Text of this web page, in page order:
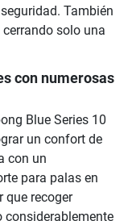
También
solo una
con numerosas
Blue Series 10
un confort de
con un
para palas en
que recoger
considerablemente